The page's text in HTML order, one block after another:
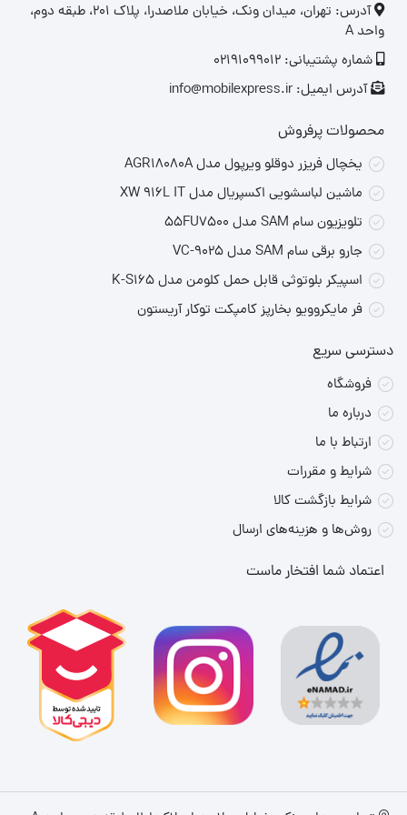
•
سطوح مختلف
•حداکثر توان مکش:
۵۵۰ وات، برای حذف مؤثر گرد و غبار از
فرش، موکت و مبلمان
جدول مشخصات فنی جارو برقی سامVC-9025
مشخصه
جزئیات
ظرفیت مخزن
۳.۵ لیتر
برند
سام (SAM)
مدل
VC-9025
توان موتور
حداکثر توان مکش
رتبه مصرف انرژی
مخزن سایکلون
کنترل بر روی دسته
فیلتر خروجی
ارتفاع
مخزن کیسه‌ای
دارد
سیستم هشدار پر شدن کیسه دارد
‎آدرس: تهران، میدان ونک، خیابان ملاصدرا، پلاک ۲۰۱، طبقه دوم،
واحد A
شماره پشتیبانی: 02191099012
آدرس ایمیل: info@mobilexpress.ir
محصولات پرفروش
یخچال فریزر دوقلو ویرپول مدل AGR18080A
ماشین لباسشویی اکسپریال مدل XW 916L IT
تلویزیون سام SAM مدل 55FU7500
جارو برقی سام SAM مدل VC-9025
اسپیکر بلوتوثی قابل حمل کلومن مدل K-S165
فر مایکروویو بخارپز کامپکت توکار آریستون
دسترسی سریع
فروشگاه
درباره ما
ارتباط با ما
شرایط و مقررات
شرایط بازگشت کالا
روش‌ها و هزینه‌های ارسال
اعتماد شما افتخار ماست